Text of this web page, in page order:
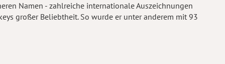
Namen - zahlreiche internationale Auszeichnungen
großer Beliebtheit. So wurde er unter anderem mit 93